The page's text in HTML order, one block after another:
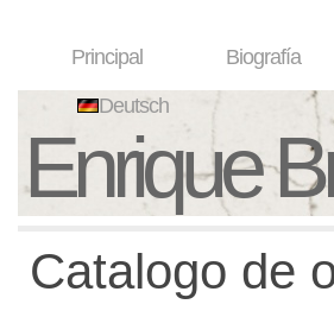
Principal Biografía
Deutsch
Enrique
Catalogo de